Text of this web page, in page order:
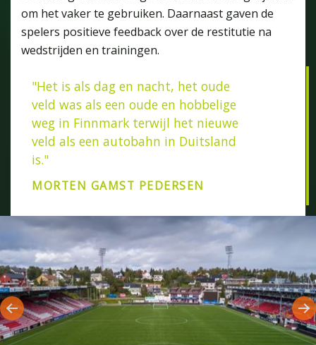
om het vaker te gebruiken. Daarnaast gaven de
spelers positieve feedback over de restitutie na
wedstrijden en trainingen.
"Het is als dag en nacht, het oude
veld was als een oude en hobbelige
weg in Finnmark terwijl het nieuwe
veld als een autobahn in Duitsland
is."
MORTEN GAMST PEDERSEN